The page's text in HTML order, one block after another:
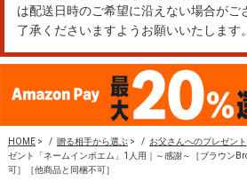
は配送日時のご希望に沿えない場合がご
了承くださいますようお願いいたします。
HOME> 贈る相手から選ぶ> お父さんへのプレゼント
ゼント「ネームインポエム」1人用｜～感謝～［ブラウン
可］［他商品と同梱不可］